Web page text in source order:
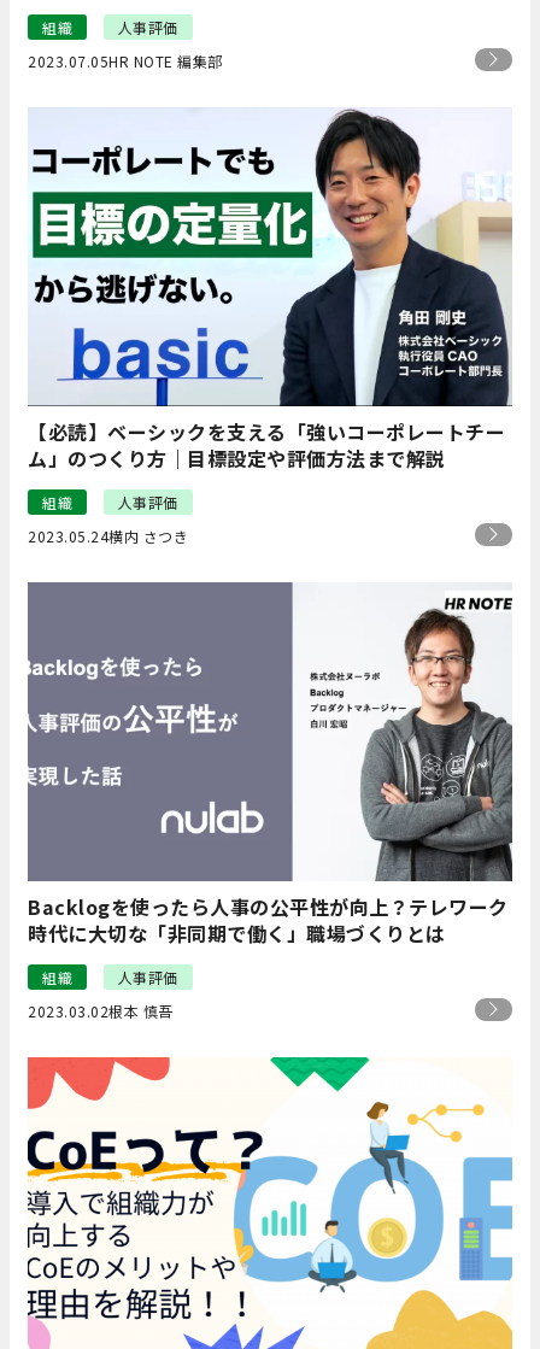
組織
人事評価
2023.07.05HR NOTE 編集部
【必読】ベーシックを支える「強いコーポレートチー
ム」のつくり方｜目標設定や評価方法まで解説
組織
人事評価
2023.05.24横内 さつき
Backlogを使ったら人事の公平性が向上？テレワーク
時代に大切な「非同期で働く」職場づくりとは
組織
人事評価
2023.03.02根本 慎吾